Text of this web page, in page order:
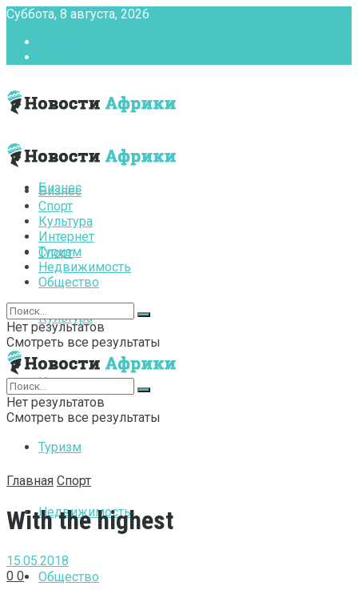
Суббота, 8 августа, 2026
Бизнес
Спорт
Культура
Интернет
Туризм
Недвижимость
Общество
Бизнес
Спорт
Культура
Интернет
Туризм
Недвижимость
Общество
Нет результатов
Смотреть все результаты
Нет результатов
Смотреть все результаты
Главная Спорт
With the highest
15.05.2018
0 0